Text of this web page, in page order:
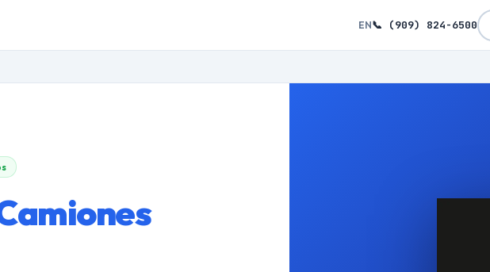
EN📞 (909) 824-6500